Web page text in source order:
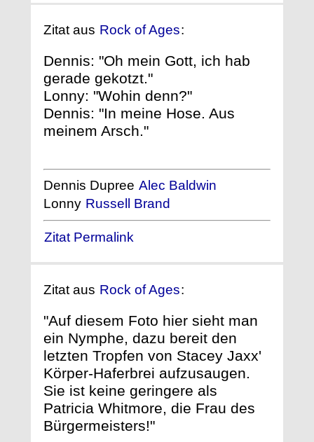
Zitat aus Rock of Ages:
Dennis: "Oh mein Gott, ich hab
gerade gekotzt."
Lonny: "Wohin denn?"
Dennis: "In meine Hose. Aus
meinem Arsch."
Dennis Dupree Alec Baldwin
Lonny Russell Brand
Zitat Permalink
Zitat aus Rock of Ages:
"Auf diesem Foto hier sieht man
ein Nymphe, dazu bereit den
letzten Tropfen von Stacey Jaxx'
Körper-Haferbrei aufzusaugen.
Sie ist keine geringere als
Patricia Whitmore, die Frau des
Bürgermeisters!"